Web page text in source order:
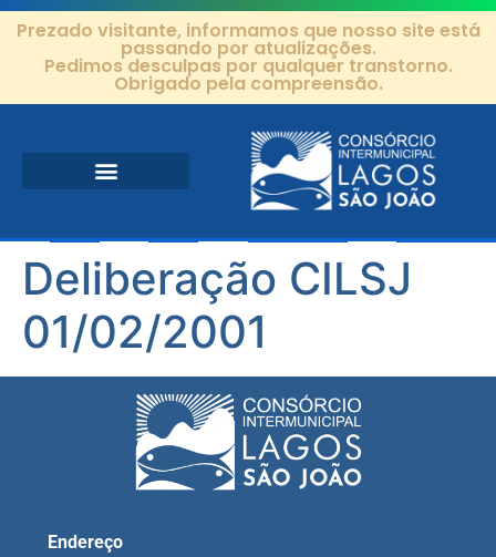
Prezado visitante, informamos que nosso site está
passando por atualizações.
Pedimos desculpas por qualquer transtorno.
Obrigado pela compreensão.
Deliberação CILSJ
01/02/2001
Endereço